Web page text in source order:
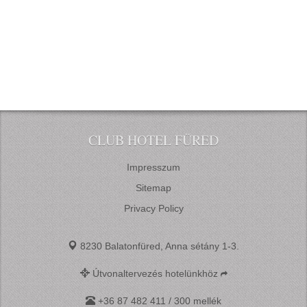
CLUB HOTEL FÜRED
Impresszum
Sitemap
Privacy Policy
8230 Balatonfüred, Anna sétány 1-3.
Útvonaltervezés hotelünkhöz
+36 87 482 411 / 300 mellék